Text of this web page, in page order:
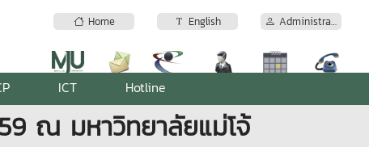
Home English Administrator
ICT Hotline
ณ มหาวิทยาลัยแม่โจ้